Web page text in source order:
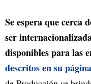
Se espera que cerca
ser
disponibles para las
descritos en su